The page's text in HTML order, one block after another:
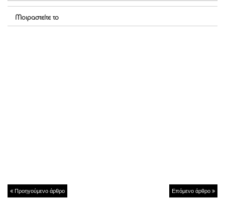
Μοιραστείτε το
Προηγούμενο άρθρο Επόμενο άρθρο